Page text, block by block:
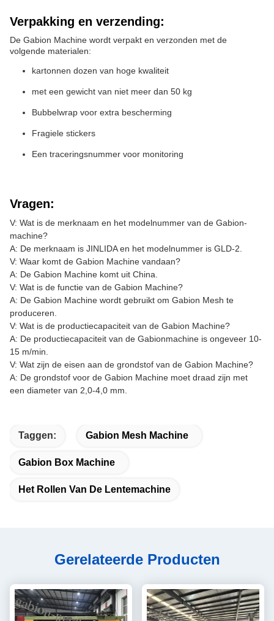
Verpakking en verzending:
De Gabion Machine wordt verpakt en verzonden met de
volgende materialen:
kartonnen dozen van hoge kwaliteit
met een gewicht van niet meer dan 50 kg
Bubbelwrap voor extra bescherming
Fragiele stickers
Een traceringsnummer voor monitoring
Vragen:
V: Wat is de merknaam en het modelnummer van de Gabion-
machine?
A: De merknaam is JINLIDA en het modelnummer is GLD-2.
V: Waar komt de Gabion Machine vandaan?
A: De Gabion Machine komt uit China.
V: Wat is de functie van de Gabion Machine?
A: De Gabion Machine wordt gebruikt om Gabion Mesh te
produceren.
V: Wat is de productiecapaciteit van de Gabion Machine?
A: De productiecapaciteit van de Gabionmachine is ongeveer 10-
15 m/min.
V: Wat zijn de eisen aan de grondstof van de Gabion Machine?
A: De grondstof voor de Gabion Machine moet draad zijn met
een diameter van 2,0-4,0 mm.
Taggen: Gabion Mesh Machine
Gabion Box Machine
Het Rollen Van De Lentemachine
Gerelateerde Producten